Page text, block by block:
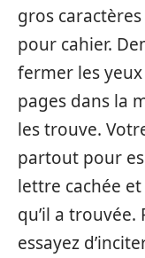
gros
pour cahier.
fermer les
pages dans la
les trouve.
partout pour
lettre cachée
qu’il a
essayez